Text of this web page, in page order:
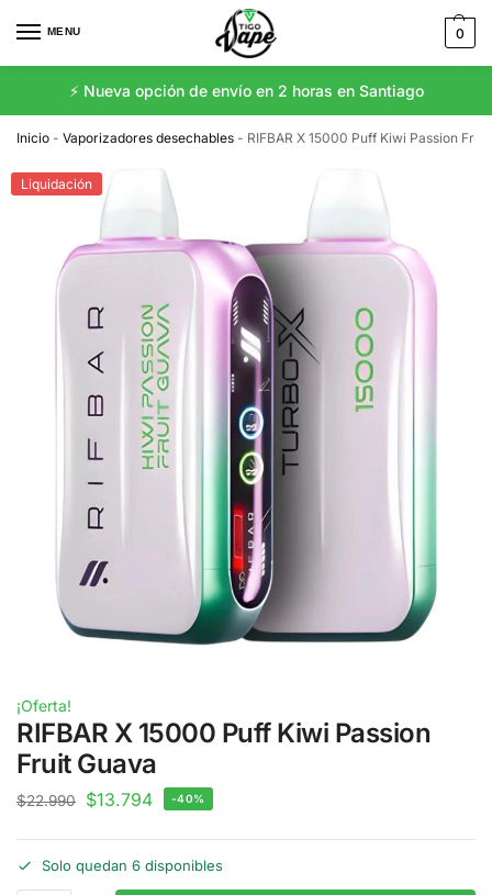
MENU 0
⚡️ Nueva opción de envío en 2 horas en Santiago
Inicio - Vaporizadores desechables - RIFBAR X 15000 Puff Kiwi Passion
Liquidación
¡Oferta!
RIFBAR X 15000 Puff Kiwi Passion
Fruit Guava
$22.990 $13.794 -40%
Solo quedan 6 disponibles